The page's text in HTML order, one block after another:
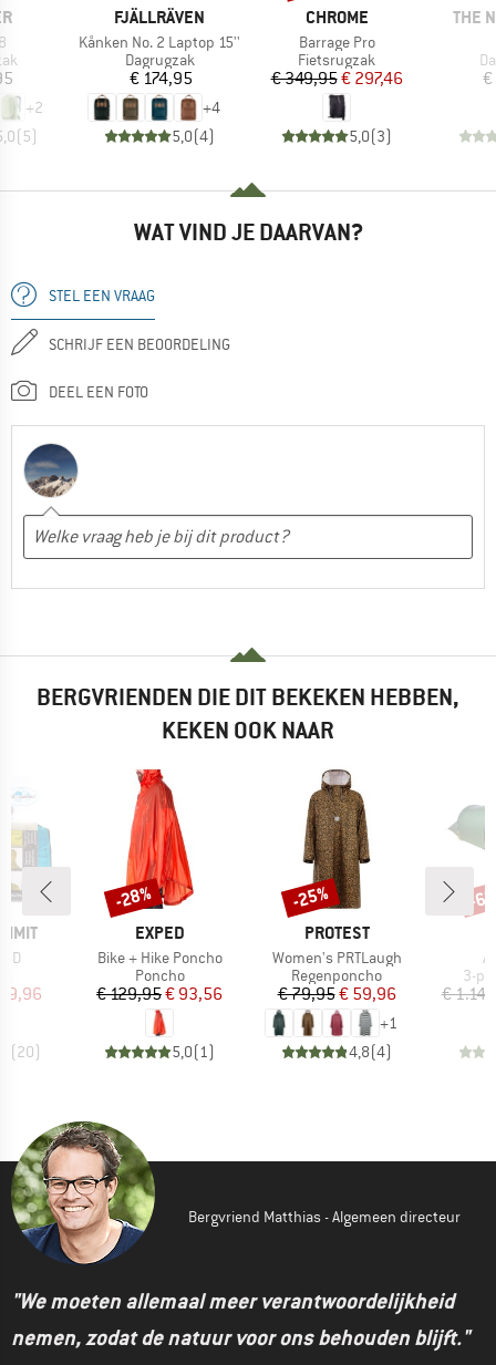
+2
(5)
MERK
FJÄLLRÄVEN
Artikel
Kånken No. 2 Laptop 15''
Productgroep
Dagrugzak
Prijs
€ 174,95
+4
5,0(4)
MERK
CHROME
Artikel
Barrage Pro
Productgroep
Fietsrugzak
Prijs
€ 349,95Verlaagde prijs
€ 297,46
5,0(3)
MERK
THE
€
WAT VIND JE DAARVAN?
STEL EEN VRAAG
SCHRIJF EEN BEOORDELING
DEEL EEN FOTO
BERGVRIENDEN DIE DIT BEKEKEN HEBBEN,
KEKEN OOK NAAR
prijs
(20)
MERK
EXPED
Artikel
Bike + Hike Poncho
Productgroep
Poncho
Prijs
€ 129,95Verlaagde prijs
€ 93,56
5,0(1)
Korting
-28%
MERK
PROTEST
Artikel
Women's PRTLaugh
Productgroep
Regenponcho
Prijs
€ 79,95Verlaagde prijs
€ 59,96
+1
4,8(4)
Korting
-25%
3-
€
-
Bergvriend Matthias - Algemeen directeur
"We moeten allemaal meer verantwoordelijkheid
nemen, zodat de natuur voor ons behouden blijft."